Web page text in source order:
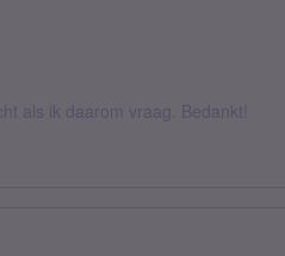
als ik daarom vraag. Bedankt!